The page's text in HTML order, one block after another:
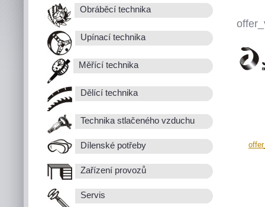
Obráběcí technika
Upínací technika
Měřící technika
Dělící technika
Technika stlačeného vzduchu
Dílenské potřeby
Zařízení provozů
Servis